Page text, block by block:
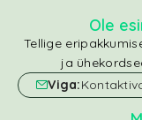
Ole
Tellige
ja
Viga: